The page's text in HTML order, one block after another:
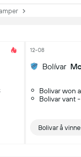
12-08
Bolívar
Bolivar won
Bolivar vant
Bolivar å vinne